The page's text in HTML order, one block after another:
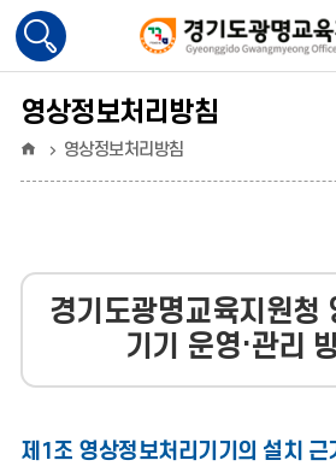
검
색
성
화
영상정보처리방침
영상정보처리방침
경기도광명교육지원청
기기 운영·관리
제1조 영상정보처리기기의 설치 근